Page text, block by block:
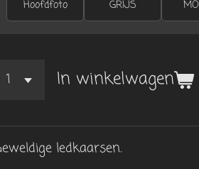
Hoofdfoto GRIJS
In winkelwagen
ledkaarsen.